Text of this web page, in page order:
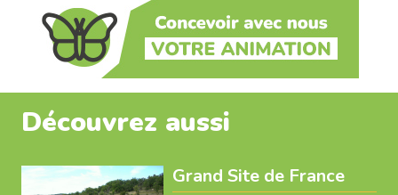
Découvrez aussi
Grand Site de France